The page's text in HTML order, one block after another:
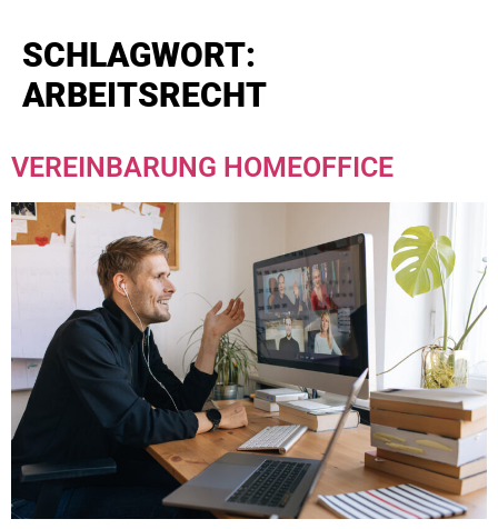
SCHLAGWORT:
ARBEITSRECHT
VEREINBARUNG HOMEOFFICE